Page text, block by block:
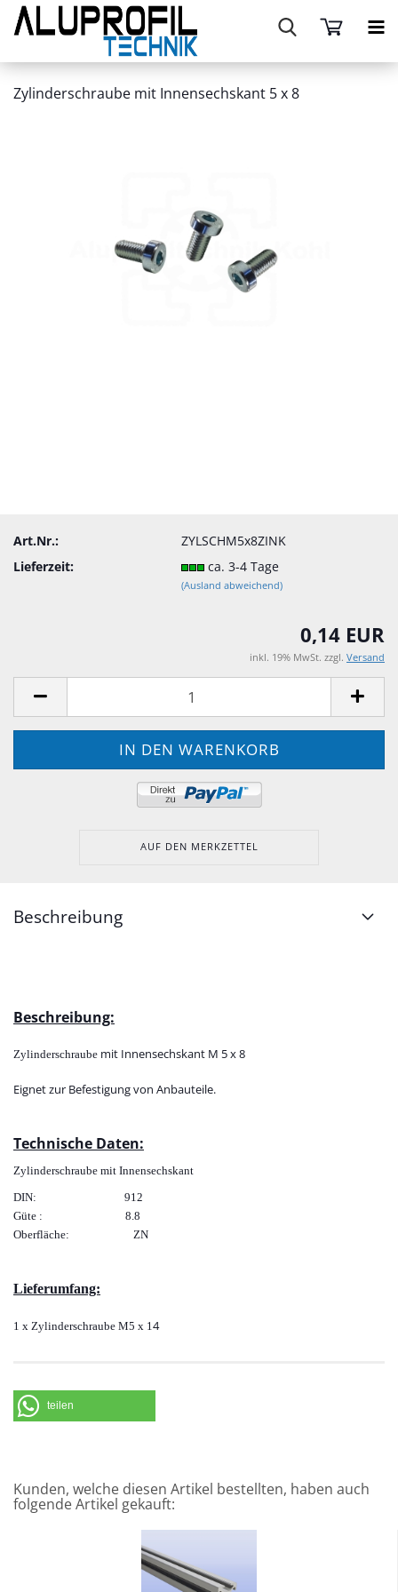
Zylinderschraube mit Innensechskant 5 x 8
Art.Nr.:
ZYLSCHM5x8ZINK
Lieferzeit:
ca. 3-4 Tage
(Ausland abweichend)
0,14 EUR
inkl. 19% MwSt. zzgl. Versand
AUF DEN MERKZETTEL
Beschreibung
Beschreibung:
Zylinderschraube mit Innensechskant M 5 x 8
Eignet zur Befestigung von Anbauteile.
Technische Daten:
Zylinderschraube mit Innensechskant
DIN: 912
Güte : 8.8
Oberfläche: ZN
Lieferumfang:
1 x Zylinderschraube M5 x 14
teilen
Kunden, welche diesen Artikel bestellten, haben auch
folgende Artikel gekauft: